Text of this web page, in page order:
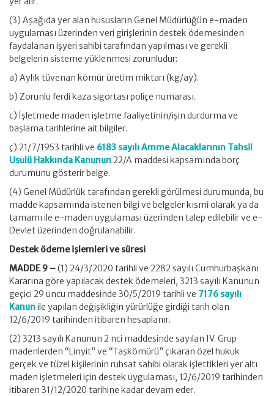
(3) Aşağıda yer alan hususların Genel Müdürlüğün e-maden
uygulaması üzerinden veri girişlerinin destek ödemesinden
faydalanan işyeri sahibi tarafından yapılması ve gerekli
belgelerin sisteme yüklenmesi zorunludur:
a) Aylık tüvenan kömür üretim miktarı (kg/ay).
b) Zorunlu ferdi kaza sigortası poliçe numarası.
c) İşletmede maden işletme faaliyetinin/işin durdurma ve
başlama tarihlerine ait bilgiler.
ç) 21/7/1953 tarihli ve 6183 sayılı Amme Alacaklarının Tahsil
Usulü Hakkında Kanunun22/A maddesi kapsamında borç
durumunu gösterir belge.
(4) Genel Müdürlük tarafından gerekli görülmesi durumunda, bu
madde kapsamında istenen bilgi ve belgeler kısmi olarak ya da
tamamı ile e-maden uygulaması üzerinden talep edilebilir ve e-
Devlet üzerinden doğrulanabilir.
Destek ödeme işlemleri ve süresi
MADDE 9 –(1) 24/3/2020 tarihli ve 2282 sayılı Cumhurbaşkanı
Kararına göre yapılacak destek ödemeleri, 3213 sayılı Kanunun
geçici 29 uncu maddesinde 30/5/2019 tarihli ve 7176 sayılı
Kanunile yapılan değişikliğin yürürlüğe girdiği tarih olan
12/6/2019 tarihinden itibaren hesaplanır.
(2) 3213 sayılı Kanunun 2 nci maddesinde sayılan IV. Grup
madenlerden “Linyit” ve “Taşkömürü” çıkaran özel hukuk
gerçek ve tüzel kişilerinin ruhsat sahibi olarak işlettikleri yer altı
maden işletmeleri için destek uygulaması, 12/6/2019 tarihinden
itibaren 31/12/2020 tarihine kadar devam eder.